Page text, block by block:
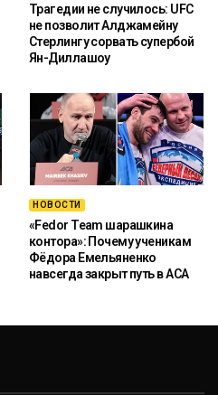
Трагедии не случилось: UFC
не позволит Алджамейну
Стерлингу сорвать супербой
Ян-Диллашоу
НОВОСТИ
«Fedor Team шарашкина
контора»: Почему ученикам
Фёдора Емельяненко
навсегда закрыт путь в ACA